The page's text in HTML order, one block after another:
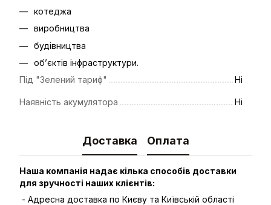
котеджа
виробництва
будівництва
об’єктів інфраструктури.
Під "Зелений тариф"
Ні
Наявність акумулятора Ні
Доставка Оплата
Наша компанія надає кілька способів доставки
для зручності наших клієнтів:
- Адресна доставка по Києву та Київській області